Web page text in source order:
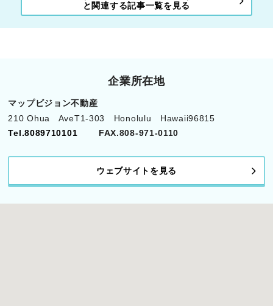
と関連する記事一覧を見る
企業所在地
マップビジョン不動産
210 Ohua AveT1-303 Honolulu Hawaii96815
Tel.8089710101
FAX.808-971-0110
ウェブサイトを見る